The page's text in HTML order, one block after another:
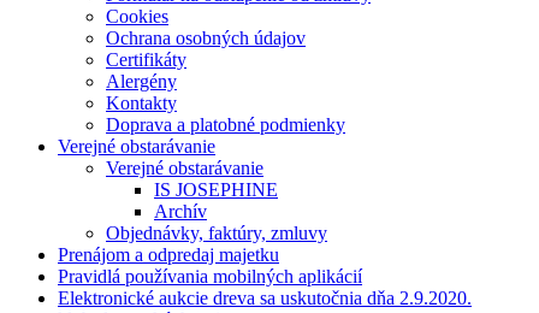
Cookies
Ochrana osobných údajov
Certifikáty
Alergény
Kontakty
Doprava a platobné podmienky
Verejné obstarávanie
Verejné obstarávanie
IS JOSEPHINE
Archív
Objednávky, faktúry, zmluvy
Prenájom a odpredaj majetku
Pravidlá používania mobilných aplikácií
Elektronické aukcie dreva sa uskutočnia dňa 2.9.2020.